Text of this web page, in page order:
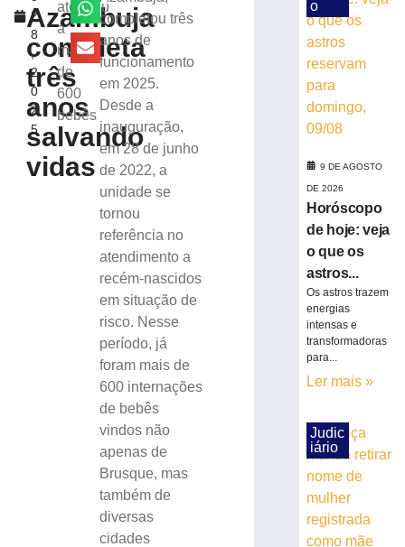
2
8
,
2
0
2
5
Azambuja
completa
três
anos
salvando
vidas
atendeu
a
mais
de
600
bebês
completou três
anos de
funcionamento
em 2025.
Desde a
inauguração,
em 28 de junho
de 2022, a
unidade se
tornou
referência no
atendimento a
recém-nascidos
em situação de
risco. Nesse
período, já
foram mais de
600 internações
de bebês
vindos não
apenas de
Brusque, mas
também de
diversas
cidades
casos
sarampo;
vacinaram
mais
CERVEJA:
sobre
consumo
moderado
agosto
o
9 DE AGOSTO
DE 2026
Horóscopo
de hoje: veja
o que os
astros...
Os astros trazem
energias
intensas e
transformadoras
para...
Ler mais »
Judic
iário